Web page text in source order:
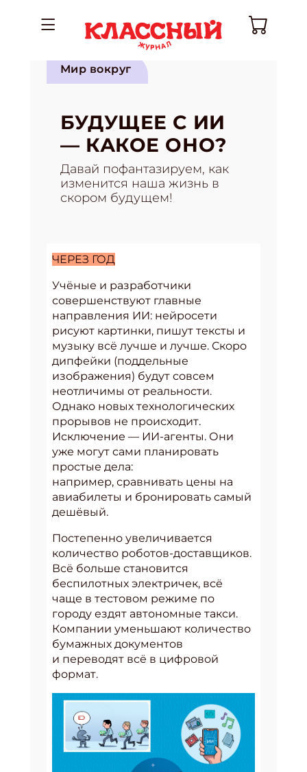
Мир вокруг
БУДУЩЕЕ С ИИ
— КАКОЕ ОНО?
Давай пофантазируем, как
изменится наша жизнь в
скором будущем!
ЧЕРЕЗ ГОД
Учёные и разработчики
совершенствуют главные
направления ИИ: нейросети
рисуют картинки, пишут тексты и
музыку всё лучше и лучше. Скоро
дипфейки (поддельные
изображения) будут совсем
неотличимы от реальности.
Однако новых технологических
прорывов не происходит.
Исключение — ИИ-агенты. Они
уже могут сами планировать
простые дела:
например, сравнивать цены на
авиабилеты и бронировать самый
дешёвый.
Постепенно увеличивается
количество роботов-доставщиков.
Всё больше становится
беспилотных электричек, всё
чаще в тестовом режиме по
городу ездят автономные такси.
Компании уменьшают количество
бумажных документов
и переводят всё в цифровой
формат.